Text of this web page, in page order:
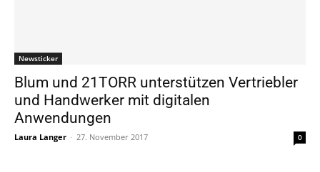
Newsticker
Blum und 21TORR unterstützen Vertriebler
und Handwerker mit digitalen
Anwendungen
Laura Langer - 27. November 2017 0